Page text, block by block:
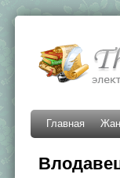
Главная